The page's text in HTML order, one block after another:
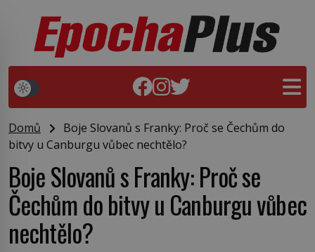
Domů
Boje Slovanů s Franky: Proč se Čechům do
bitvy u Canburgu vůbec nechtělo?
Boje Slovanů s Franky: Proč se
Čechům do bitvy u Canburgu vůbec
nechtělo?